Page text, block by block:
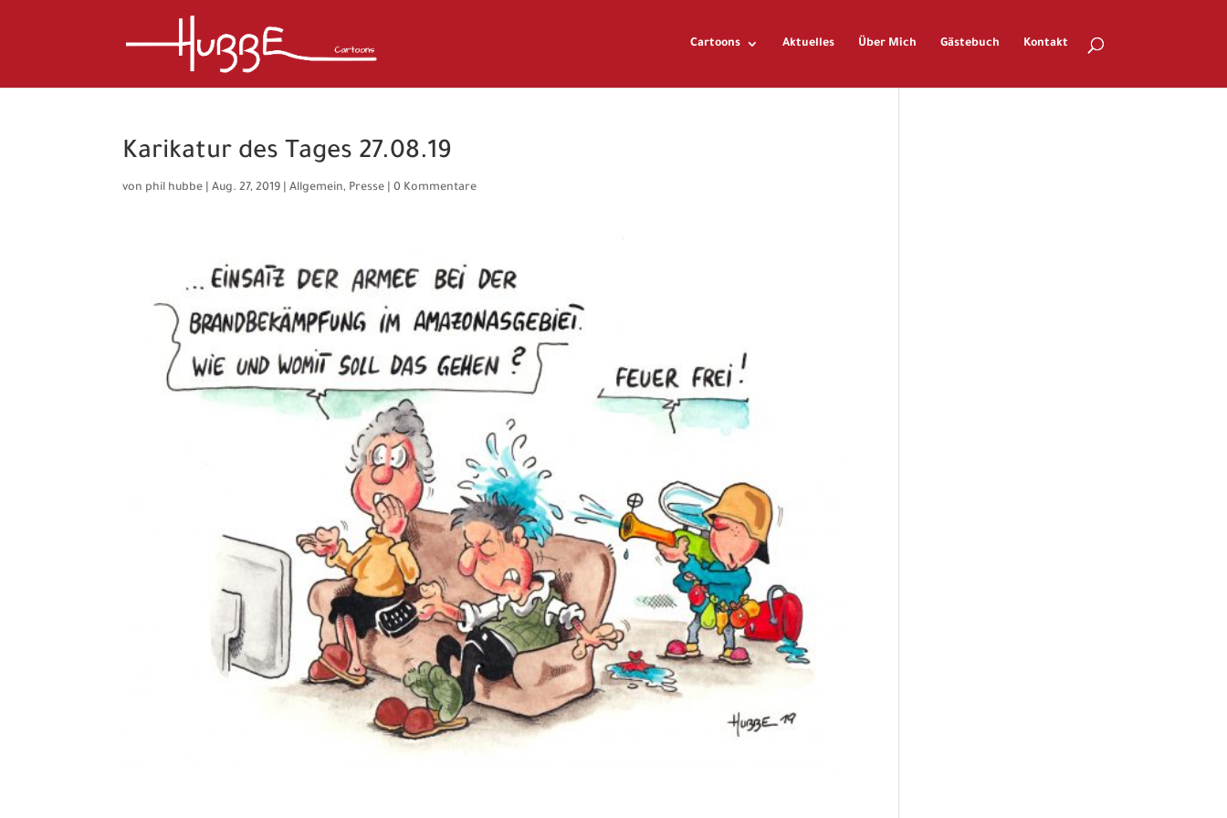
Cartoons Aktuelles Über Mich Gästebuch Kontakt
Karikatur des Tages 27.08.19
von phil hubbe |Aug. 27, 2019 |Allgemein, Presse |0 Kommentare